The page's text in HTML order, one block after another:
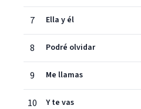
7 Ella y él
8 Podré olvidar
9 Me llamas
10 Y te vas